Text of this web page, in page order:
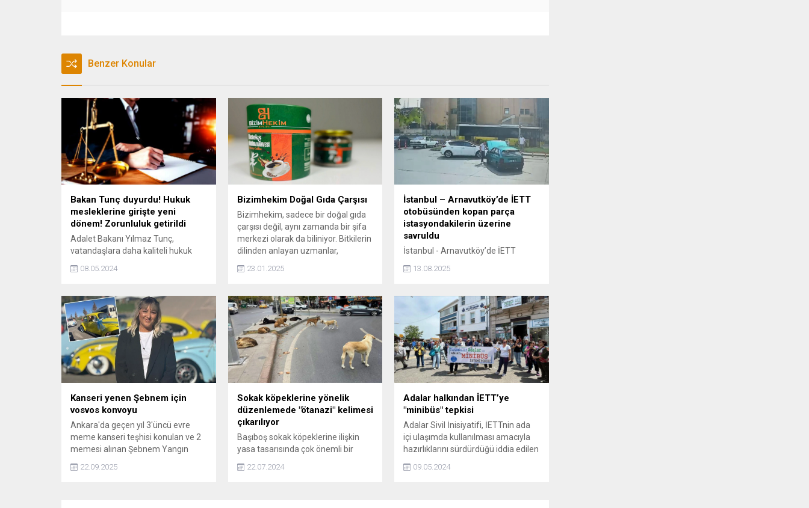
Benzer Konular
Bakan Tunç duyurdu! Hukuk
mesleklerine girişte yeni
dönem! Zorunluluk getirildi
Adalet Bakanı Yılmaz Tunç,
vatandaşlara daha kaliteli hukuk
hizmeti sağlayabilmek amacıyla
Hukuk Mesleklerine Giriş Sınavı ve
çalışmaların tamamlandığını
açıkladı. Karar Resmi Gazetede
yayımlandı.
08.05.2024
Bizimhekim Doğal Gıda Çarşısı
Bizimhekim, sadece bir doğal gıda
çarşısı değil, aynı zamanda bir şifa
merkezi olarak da biliniyor. Bitkilerin
dilinden anlayan uzmanlar,
laboratuvar ortamında yaptıkları
çalışmalarla, doğanın sunduğu en
insanlarla buluşturuyor.
23.01.2025
İstanbul – Arnavutköy’de İETT
otobüsünden kopan parça
istasyondakilerin üzerine
savruldu
İstanbul - Arnavutköy’de İETT
otobüsünden kopan parça
istasyondakilerin üzerine savruldu
13.08.2025
Kanseri yenen Şebnem için
vosvos konvoyu
Ankara'da geçen yıl 3'üncü evre
meme kanseri teşhisi konulan ve 2
memesi alınan Şebnem Yangın
ışın tedavisiyle kanseri yendi.
22.09.2025
Sokak köpeklerine yönelik
düzenlemede "ötanazi" kelimesi
çıkarılıyor
Başıboş sokak köpeklerine ilişkin
yasa tasarısında çok önemli bir
tartışmalara neden olan tasarıdan
22.07.2024
Adalar halkından İETT’ye
"minibüs" tepkisi
Adalar Sivil İnisiyatifi, İETTnin ada
içi ulaşımda kullanılması amacıyla
hazırlıklarını sürdürdüğü iddia edilen
09.05.2024